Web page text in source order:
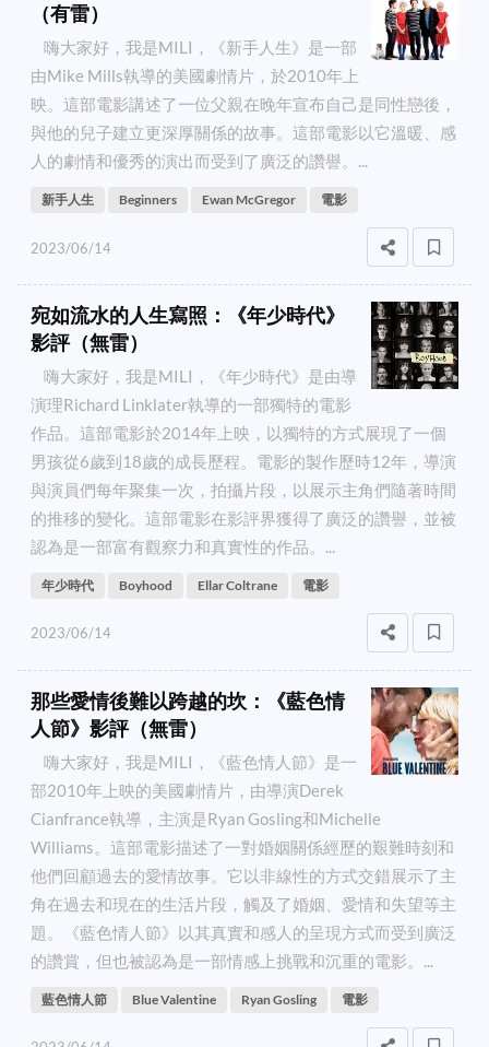
（有雷）
嗨大家好，我是MILI，《新手人生》是一部
由Mike Mills執導的美國劇情片，於2010年上
映。這部電影講述了一位父親在晚年宣布自己是同性戀後，
與他的兒子建立更深厚關係的故事。這部電影以它溫暖、感
人的劇情和優秀的演出而受到了廣泛的讚譽。...
新手人生 Beginners Ewan McGregor 電影
2023/06/14
宛如流水的人生寫照：《年少時代》
影評（無雷）
嗨大家好，我是MILI，《年少時代》是由導
演理Richard Linklater執導的一部獨特的電影
作品。這部電影於2014年上映，以獨特的方式展現了一個
男孩從6歲到18歲的成長歷程。電影的製作歷時12年，導演
與演員們每年聚集一次，拍攝片段，以展示主角們隨著時間
的推移的變化。這部電影在影評界獲得了廣泛的讚譽，並被
認為是一部富有觀察力和真實性的作品。...
年少時代 Boyhood Ellar Coltrane 電影
2023/06/14
那些愛情後難以跨越的坎：《藍色情
人節》影評（無雷）
嗨大家好，我是MILI，《藍色情人節》是一
部2010年上映的美國劇情片，由導演Derek
Cianfrance執導，主演是Ryan Gosling和Michelle
Williams。這部電影描述了一對婚姻關係經歷的艱難時刻和
他們回顧過去的愛情故事。它以非線性的方式交錯展示了主
角在過去和現在的生活片段，觸及了婚姻、愛情和失望等主
題。《藍色情人節》以其真實和感人的呈現方式而受到廣泛
的讚賞，但也被認為是一部情感上挑戰和沉重的電影。...
藍色情人節 Blue Valentine Ryan Gosling 電影